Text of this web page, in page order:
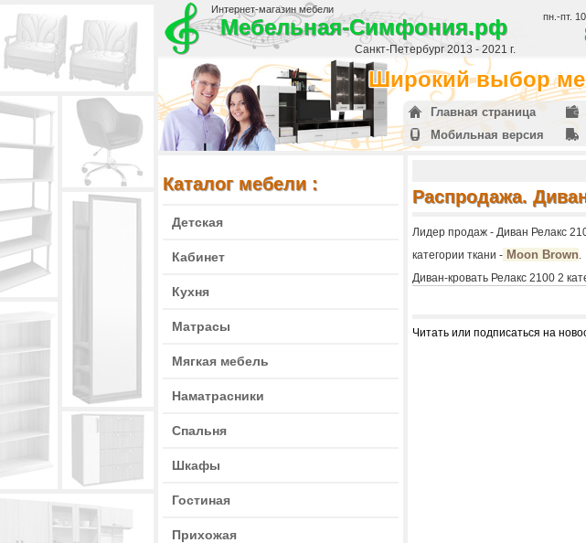
Интернет-магазин мебели
Мебельная-Симфония.рф
Санкт-Петербург 2013 - 2021 г.
пн.-пт.
Широкий выбор
Главная страница
Мобильная версия
Каталог мебели :
Детская
Кабинет
Кухня
Матрасы
Мягкая мебель
Наматрасники
Спальня
Шкафы
Гостиная
Прихожая
Распродажа.
Лидер продаж - Диван Релакс
категории ткани - Moon Brown.
Диван-кровать Релакс 2100 2
Читать или подписаться на